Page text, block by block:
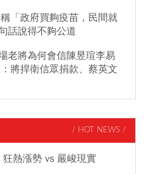
「政府買夠疫苗，民間就
話說得不夠公道
老將為何會信陳昱瑄李易
將捍衛信眾捐款、蔡英文
/ HOT NEWS /
熱漲勢 vs 嚴峻現實